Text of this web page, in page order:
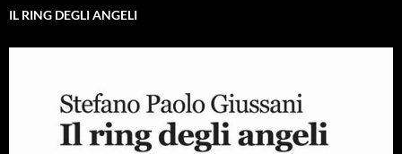
IL RING DEGLI ANGELI